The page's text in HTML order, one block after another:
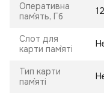
Оперативна
пам`ять, Гб
12
Слот для
карти пам`яті
Тип карти
пам`яті